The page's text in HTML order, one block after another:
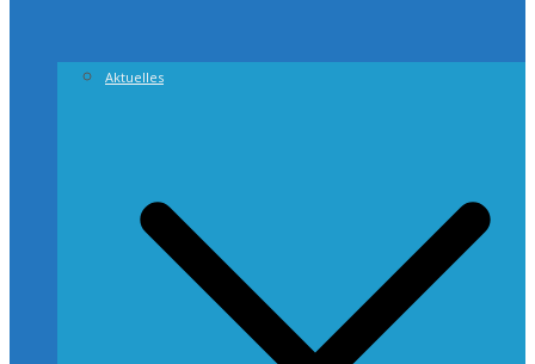
Aktuelles